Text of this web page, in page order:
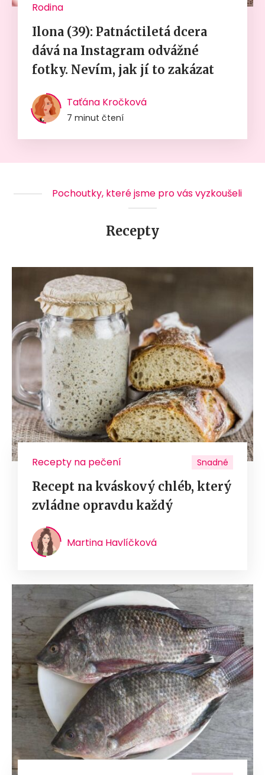
Rodina
Ilona (39): Patnáctiletá dcera
dává na Instagram odvážné
fotky. Nevím, jak jí to zakázat
Taťána Kročková
7 minut čtení
Pochoutky, které jsme pro vás vyzkoušeli
Recepty
Recepty na pečení Snadné
Recept na kváskový chléb, který
zvládne opravdu každý
Martina Havlíčková